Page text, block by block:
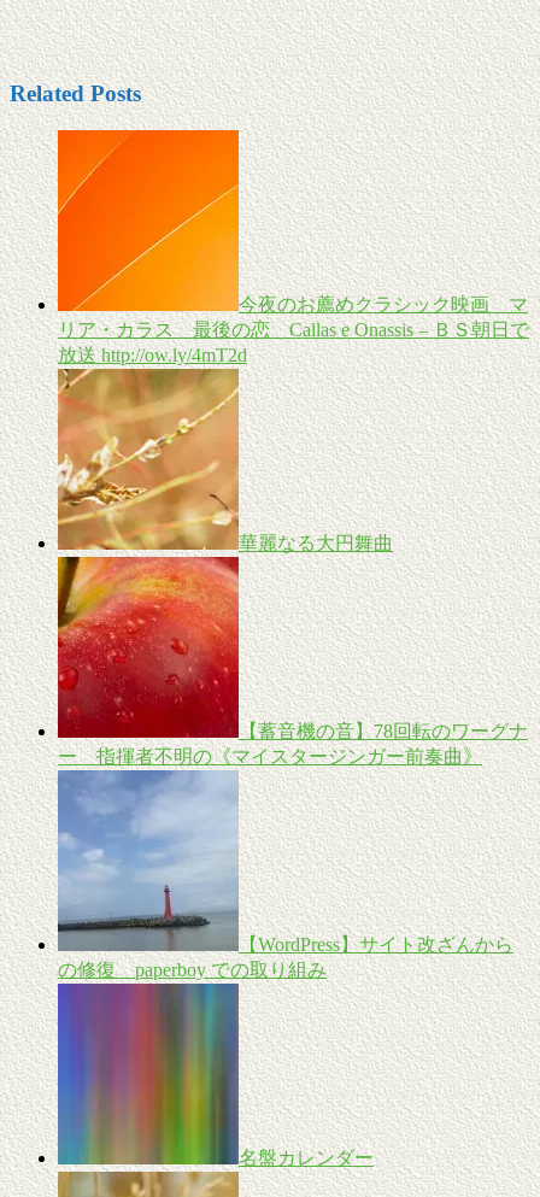
Related Posts
今夜のお薦めクラシック映画 マ
リア・カラス 最後の恋 Callas e Onassis – ＢＳ朝日で
放送 http://ow.ly/4mT2d
華麗なる大円舞曲
【蓄音機の音】78回転のワーグナ
ー 指揮者不明の《マイスタージンガー前奏曲》
【WordPress】サイト改ざんから
の修復 paperboy での取り組み
名盤カレンダー